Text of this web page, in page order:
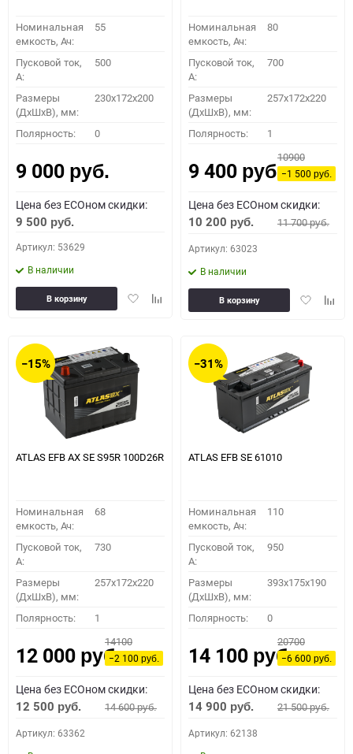
Номинальная
емкость, Ач:
55
Пусковой ток,
A:
500
Размеры
(ДхШхВ), мм:
230x172x200
Полярность: 0
9 000 руб.
Цена без ECOном скидки:
9 500 руб.
Артикул: 53629
В наличии
ДобавитьДобавить
В корзину
Номинальная
емкость, Ач:
80
Пусковой ток,
A:
700
Размеры
(ДхШхВ), мм:
257x172x220
Полярность: 1
9 400 руб.
10900
−1 500руб.
Цена без ECOном скидки:
10 200 руб. 11 700руб.
Артикул: 63023
В наличии
Добавить
В корзину
−15%
ATLAS EFB AX SE S95R 100D26R
Номинальная
емкость, Ач:
68
Пусковой ток,
A:
730
Размеры
(ДхШхВ), мм:
257x172x220
Полярность: 1
12 000 руб.
14100
−2 100руб.
Цена без ECOном скидки:
12 500 руб. 14 600руб.
Артикул: 63362
−31%
ATLAS EFB SE 61010
Номинальная
емкость, Ач:
110
Пусковой ток,
A:
950
Размеры
(ДхШхВ), мм:
393x175x190
Полярность: 0
14 100 руб.
20700
−6 600руб.
Цена без ECOном скидки:
14 900 руб. 21 500руб.
Артикул: 62138